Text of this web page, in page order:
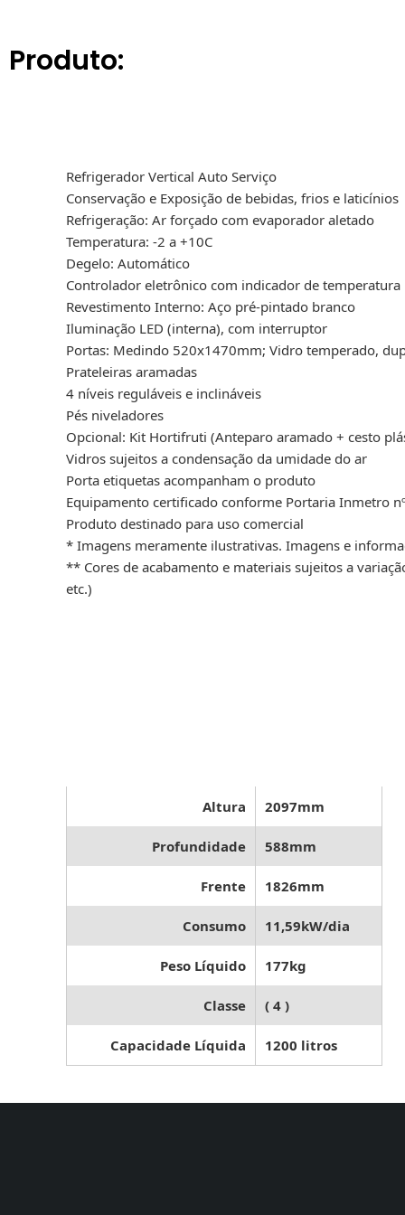
Produto:
Refrigerador Vertical Auto Serviço
Conservação e Exposição de bebidas, frios e laticínios
Refrigeração: Ar forçado com evaporador aletado
Temperatura: -2 a +10C
Degelo: Automático
Controlador eletrônico com indicador de temperatura
Revestimento Interno: Aço pré-pintado branco
Iluminação LED (interna), com interruptor
Portas: Medindo 520x1470mm; Vidro temperado,
Prateleiras aramadas
4 níveis reguláveis e inclináveis
Pés niveladores
Opcional: Kit Hortifruti (Anteparo aramado + cesto
Vidros sujeitos a condensação da umidade do ar
Porta etiquetas acompanham o produto
Equipamento certificado conforme Portaria Inmetro
Produto destinado para uso comercial
* Imagens meramente ilustrativas. Imagens e
** Cores de acabamento e materiais sujeitos a
etc.)
Altura 2097mm
Profundidade 588mm
Frente 1826mm
Consumo 11,59kW/dia
Peso Líquido 177kg
Classe ( 4 )
Capacidade Líquida 1200 litros